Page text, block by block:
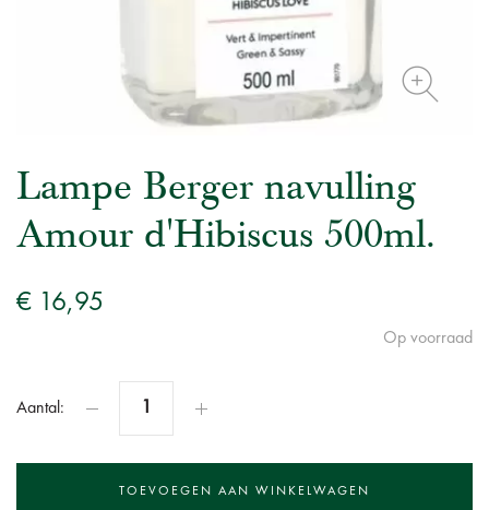
Lampe Berger navulling
Amour d'Hibiscus 500ml.
€ 16,95
Op voorraad
Aantal: